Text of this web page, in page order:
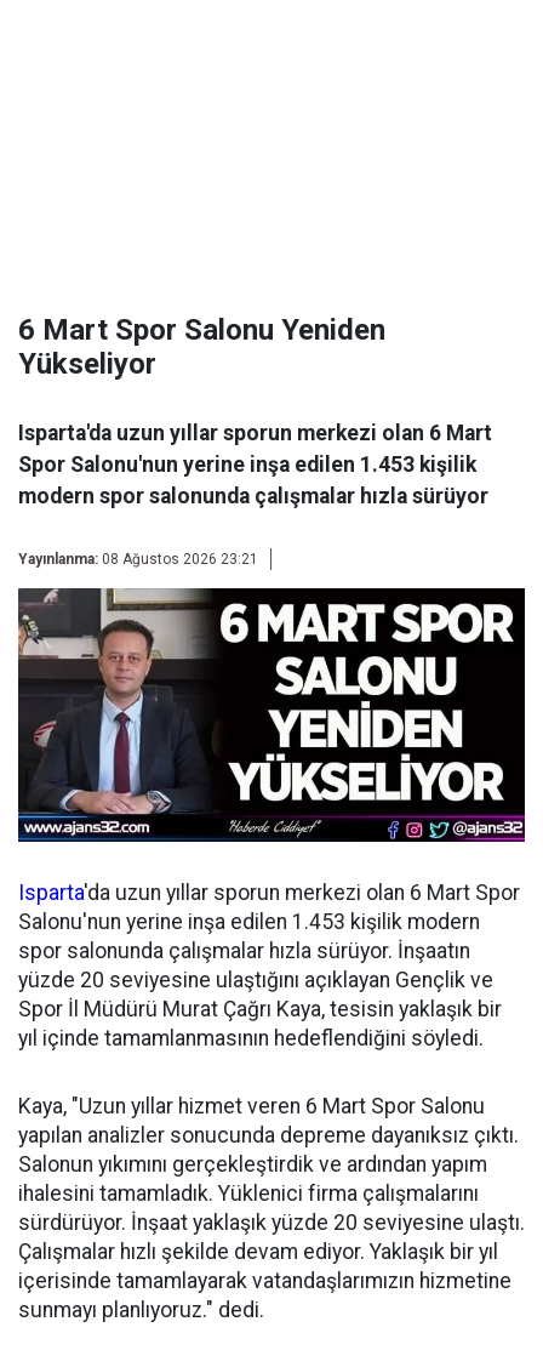
6 Mart Spor Salonu Yeniden
Yükseliyor
Isparta'da uzun yıllar sporun merkezi olan 6 Mart
Spor Salonu'nun yerine inşa edilen 1.453 kişilik
modern spor salonunda çalışmalar hızla sürüyor
Yayınlanma: 08 Ağustos 2026 23:21
Isparta'da uzun yıllar sporun merkezi olan 6 Mart Spor
Salonu'nun yerine inşa edilen 1.453 kişilik modern
spor salonunda çalışmalar hızla sürüyor. İnşaatın
yüzde 20 seviyesine ulaştığını açıklayan Gençlik ve
Spor İl Müdürü Murat Çağrı Kaya, tesisin yaklaşık bir
yıl içinde tamamlanmasının hedeflendiğini söyledi.
Kaya, "Uzun yıllar hizmet veren 6 Mart Spor Salonu
yapılan analizler sonucunda depreme dayanıksız çıktı.
Salonun yıkımını gerçekleştirdik ve ardından yapım
ihalesini tamamladık. Yüklenici firma çalışmalarını
sürdürüyor. İnşaat yaklaşık yüzde 20 seviyesine ulaştı.
Çalışmalar hızlı şekilde devam ediyor. Yaklaşık bir yıl
içerisinde tamamlayarak vatandaşlarımızın hizmetine
sunmayı planlıyoruz." dedi.